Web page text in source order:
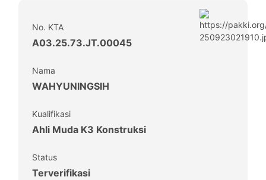
No. KTA
A03.25.73.JT.00045
Nama
WAHYUNINGSIH
Kualifikasi
Ahli Muda K3 Konstruksi
Status
Terverifikasi